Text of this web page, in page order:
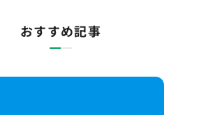
おすすめ記事